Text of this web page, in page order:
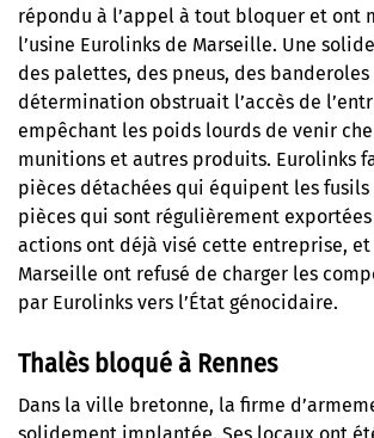
répondu à l’appel à tout bloquer et ont
l’usine Eurolinks de Marseille. Une
des palettes, des pneus, des
détermination obstruait l’accès de
empêchant les poids lourds de venir
munitions et autres produits. Eurolinks
pièces détachées qui équipent les
pièces qui sont régulièrement exportées
actions ont déjà visé cette entreprise, et
Marseille ont refusé de charger les
par Eurolinks vers l’État génocidaire.
Thalès bloqué à Rennes
Dans la ville bretonne, la firme